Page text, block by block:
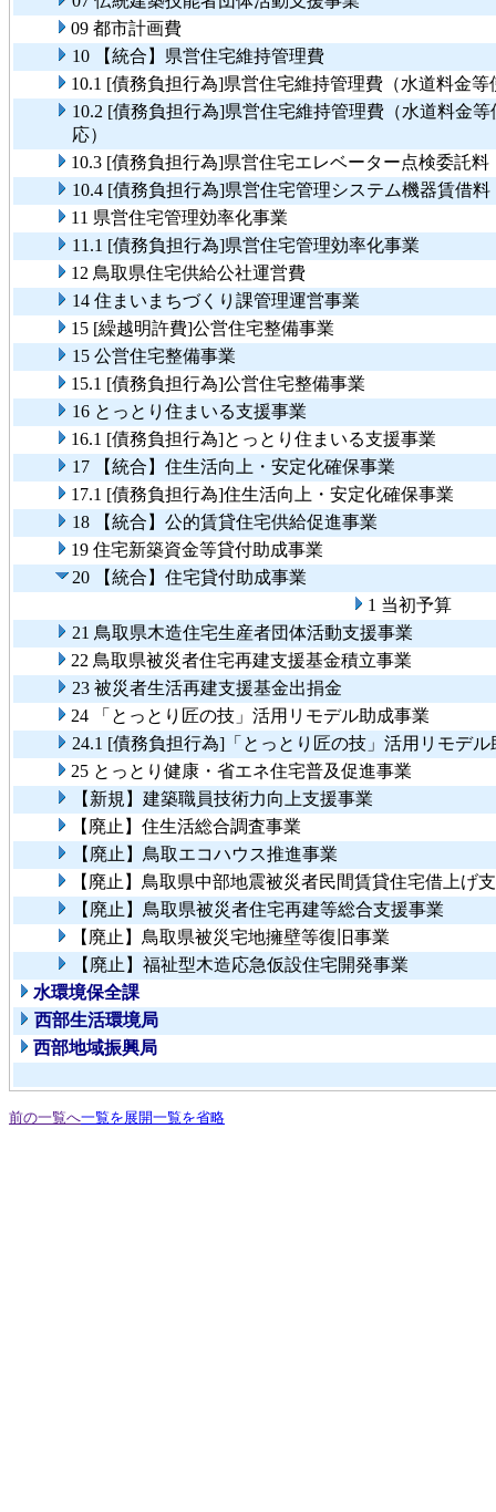
09 都市計画費
10 【統合】県営住宅維持管理費
10.1 [債務負担行為]県営住宅維持管理費（水道料金
10.2 [債務負担行為]県営住宅維持管理費（水道料金
応）
10.3 [債務負担行為]県営住宅エレベーター点検委託料
10.4 [債務負担行為]県営住宅管理システム機器賃借
11 県営住宅管理効率化事業
11.1 [債務負担行為]県営住宅管理効率化事業
12 鳥取県住宅供給公社運営費
14 住まいまちづくり課管理運営事業
15 [繰越明許費]公営住宅整備事業
15 公営住宅整備事業
15.1 [債務負担行為]公営住宅整備事業
16 とっとり住まいる支援事業
16.1 [債務負担行為]とっとり住まいる支援事業
17 【統合】住生活向上・安定化確保事業
17.1 [債務負担行為]住生活向上・安定化確保事業
18 【統合】公的賃貸住宅供給促進事業
19 住宅新築資金等貸付助成事業
20 【統合】住宅貸付助成事業
1 当初予算
21 鳥取県木造住宅生産者団体活動支援事業
22 鳥取県被災者住宅再建支援基金積立事業
23 被災者生活再建支援基金出捐金
24 「とっとり匠の技」活用リモデル助成事業
24.1 [債務負担行為]「とっとり匠の技」活用リモデル
25 とっとり健康・省エネ住宅普及促進事業
【新規】建築職員技術力向上支援事業
【廃止】住生活総合調査事業
【廃止】鳥取エコハウス推進事業
【廃止】鳥取県中部地震被災者民間賃貸住宅借上げ
【廃止】鳥取県被災者住宅再建等総合支援事業
【廃止】鳥取県被災宅地擁壁等復旧事業
【廃止】福祉型木造応急仮設住宅開発事業
水環境保全課
西部生活環境局
西部地域振興局
前の一覧へ一覧を展開一覧を省略